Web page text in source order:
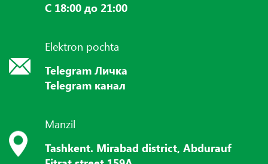
С 18:00 до 21:00
Elektron pochta
Telegram Личка
Telegram канал
Manzil
Tashkent. Mirabad district, Abdurauf